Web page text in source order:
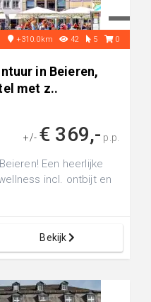
+310.0km 42 5 0
in Beieren,
met z..
+/- € 369,- p.p.
Een heerlijke
incl. ontbijt en
Bekijk